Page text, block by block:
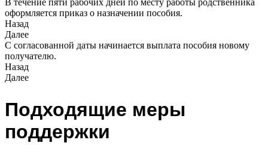
оформляется приказ о назначении пособия.
Назад
Далее
С согласованной даты начинается выплата пособия новому
получателю.
Назад
Далее
Подходящие меры
поддержки